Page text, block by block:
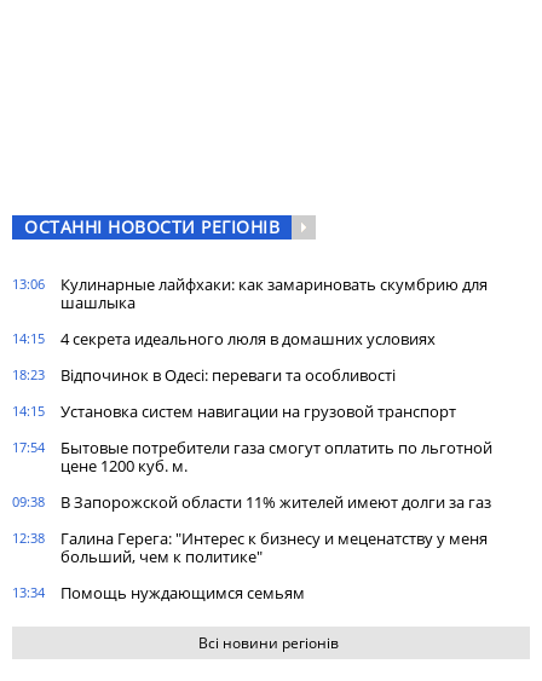
ОСТАННІ НОВОСТИ РЕГІОНІВ
13:06
Кулинарные лайфхаки: как замариновать скумбрию для
шашлыка
14:15 4 секрета идеального люля в домашних условиях
18:23 Відпочинок в Одесі: переваги та особливості
14:15 Установка систем навигации на грузовой транспорт
17:54
Бытовые потребители газа cмогут оплатить по льготной
цене 1200 куб. м.
09:38 В Запорожской области 11% жителей имеют долги за газ
12:38
Галина Герега: "Интерес к бизнесу и меценатству у меня
больший, чем к политике"
13:34 Помощь нуждающимся семьям
Всі новини регіонів